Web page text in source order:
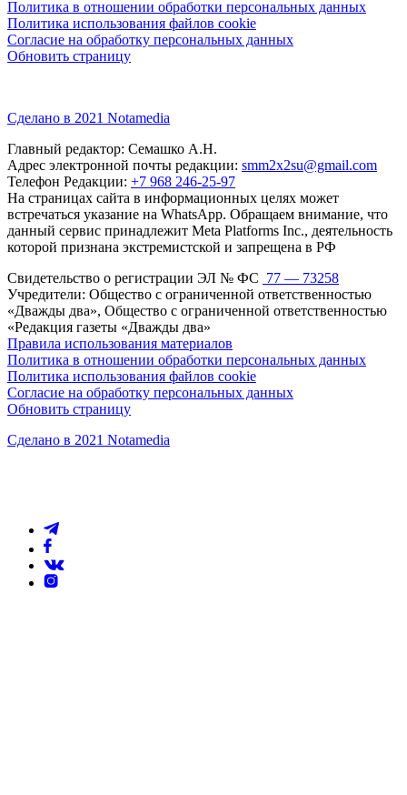
Политика в отношении обработки персональных данных
Политика использования файлов cookie
Согласие на обработку персональных данных
Обновить страницу
Сделано в 2021 Notamedia
Главный редактор: Семашко А.Н.
Адрес электронной почты редакции: smm2x2su@gmail.com
Телефон Редакции: +7 968 246-25-97
На страницах сайта в информационных целях может
встречаться указание на WhatsApp. Обращаем внимание, что
данный сервис принадлежит Meta Platforms Inc., деятельность
которой признана экстремистской и запрещена в РФ
Свидетельство о регистрации ЭЛ № ФС 77 — 73258
Учредители: Общество с ограниченной ответственностью
«Дважды два», Общество с ограниченной ответственностью
«Редакция газеты «Дважды два»
Правила использования материалов
Политика в отношении обработки персональных данных
Политика использования файлов cookie
Согласие на обработку персональных данных
Обновить страницу
Сделано в 2021 Notamedia